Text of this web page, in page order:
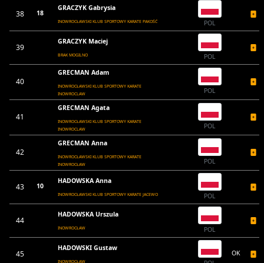
38 18
GRACZYK Gabrysia
INOWROCŁAWSKI KLUB SPORTOWY KARATE PAKOŚĆ POL
39
GRACZYK Maciej
BRAK MOGILNO POL
40
GRECMAN Adam
INOWROCŁAWSKI KLUB SPORTOWY KARATE
INOWROCLAW
POL
41
GRECMAN Agata
INOWROCŁAWSKI KLUB SPORTOWY KARATE
INOWROCLAW
POL
42
GRECMAN Anna
INOWROCŁAWSKI KLUB SPORTOWY KARATE
INOWROCŁAW
POL
43 10
HADOWSKA Anna
INOWROCŁAWSKI KLUB SPORTOWY KARATE JACEWO POL
44
HADOWSKA Urszula
INOWROCŁAW POL
45
HADOWSKI Gustaw
INOWROCŁAW
OK